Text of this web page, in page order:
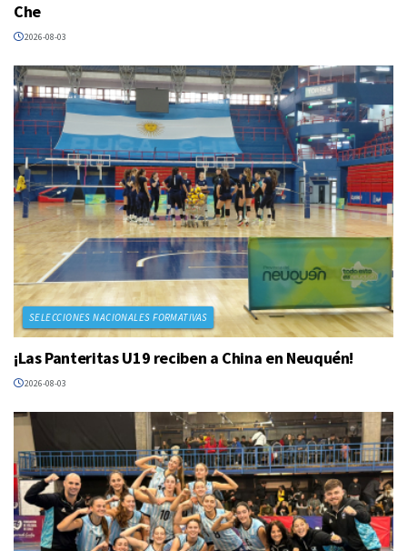
Che
2026-08-03
SELECCIONES NACIONALES FORMATIVAS
¡Las Panteritas U19 reciben a China en Neuquén!
2026-08-03